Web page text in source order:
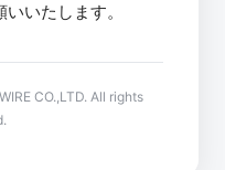
いたします。
CO.,LTD. All rights